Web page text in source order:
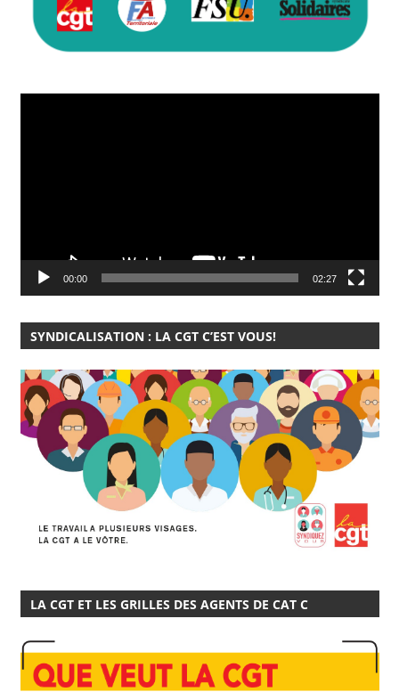
00:00 02:27
SYNDICALISATION : LA CGT C’EST VOUS!
LA CGT ET LES GRILLES DES AGENTS DE CAT C